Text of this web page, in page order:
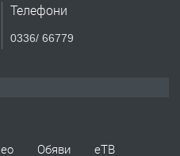
Телефони
0336/ 66779
Обяви еТВ